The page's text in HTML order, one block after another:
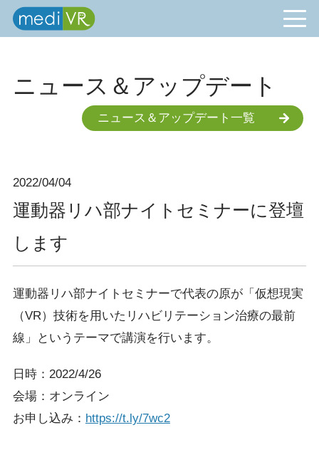
ニュース＆アップデート一覧
ニュース＆アップデート
2022/04/04
運動器リハ部ナイトセミナーに登壇
します
運動器リハ部ナイトセミナーで代表の原が「仮想現実
（VR）技術を用いたリハビリテーション治療の最前
線」というテーマで講演を行います。
日時：2022/4/26
会場：オンライン
お申し込み： https://t.ly/7wc2